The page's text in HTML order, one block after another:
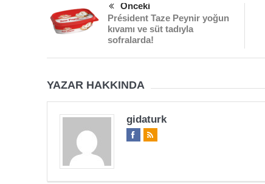
Önceki
Président Taze Peynir yoğun
kıvamı ve süt tadıyla
sofralarda!
YAZAR HAKKINDA
gidaturk